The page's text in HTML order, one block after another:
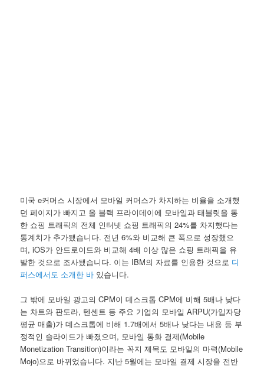
미국 e커머스 시장에서 모바일 커머스가 차지하는 비율을 소개했
던 페이지가 빠지고 올 블랙 프라이데이에 모바일과 태블릿을 통
한 쇼핑 트래픽의 전체 인터넷 쇼핑 트래픽의 24%를 차지했다는
통계치가 추가됐습니다. 전년 6%와 비교해 큰 폭으로 성장했으
며, iOS가 안드로이드와 비교해 4배 이상 많은 쇼핑 트래픽을 유
발한 것으로 조사됐습니다. 이는 IBM의 자료를 인용한 것으로 디
퍼스에서도 소개한 바 있습니다.
그 밖에 모바일 광고의 CPM이 데스크톱 CPM에 비해 5배나 낮다
는 차트와 판도라, 텐센트 등 주요 기업의 모바일 ARPU(가입자당
평균 매출)가 데스크톱에 비해 1.7배에서 5배나 낮다는 내용 등 부
정적인 슬라이드가 빠졌으며, 모바일 통화 결제(Mobile
Monetization Transition)이라는 꼭지 제목도 모바일의 마력(Mobile
Mojo)으로 바뀌었습니다. 지난 5월에는 모바일 결제 시장을 전반